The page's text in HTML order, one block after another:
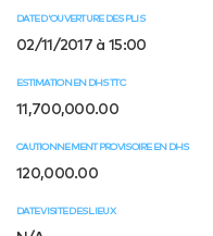
DATE D'OUVERTURE DES PLIS
02/11/2017 à 15:00
ESTIMATION EN DHS TTC
11,700,000.00
CAUTIONNEMENT PROVISOIRE EN DHS
120,000.00
DATE VISITE DES LIEUX